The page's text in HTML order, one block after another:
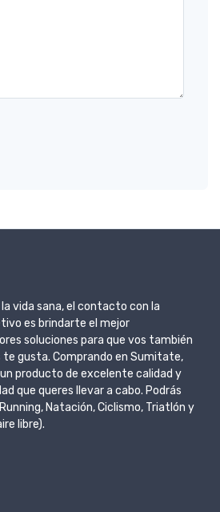
vida sana, el contacto con la
es brindarte el mejor
soluciones para que vos también
te gusta. Comprando en Sumitate,
producto de excelente calidad y
que queres llevar a cabo. Podrás
Natación, Ciclismo, Triatlón y
libre).